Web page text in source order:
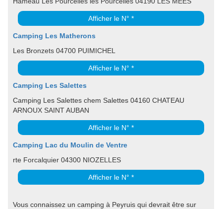
Afficher le N° *
Camping Les Matherons
Les Bronzets 04700 PUIMICHEL
Afficher le N° *
Camping Les Salettes
Camping Les Salettes chem Salettes 04160 CHATEAU
ARNOUX SAINT AUBAN
Afficher le N° *
Camping Lac du Moulin de Ventre
rte Forcalquier 04300 NIOZELLES
Afficher le N° *
Vous connaissez un camping à Peyruis qui devrait être sur